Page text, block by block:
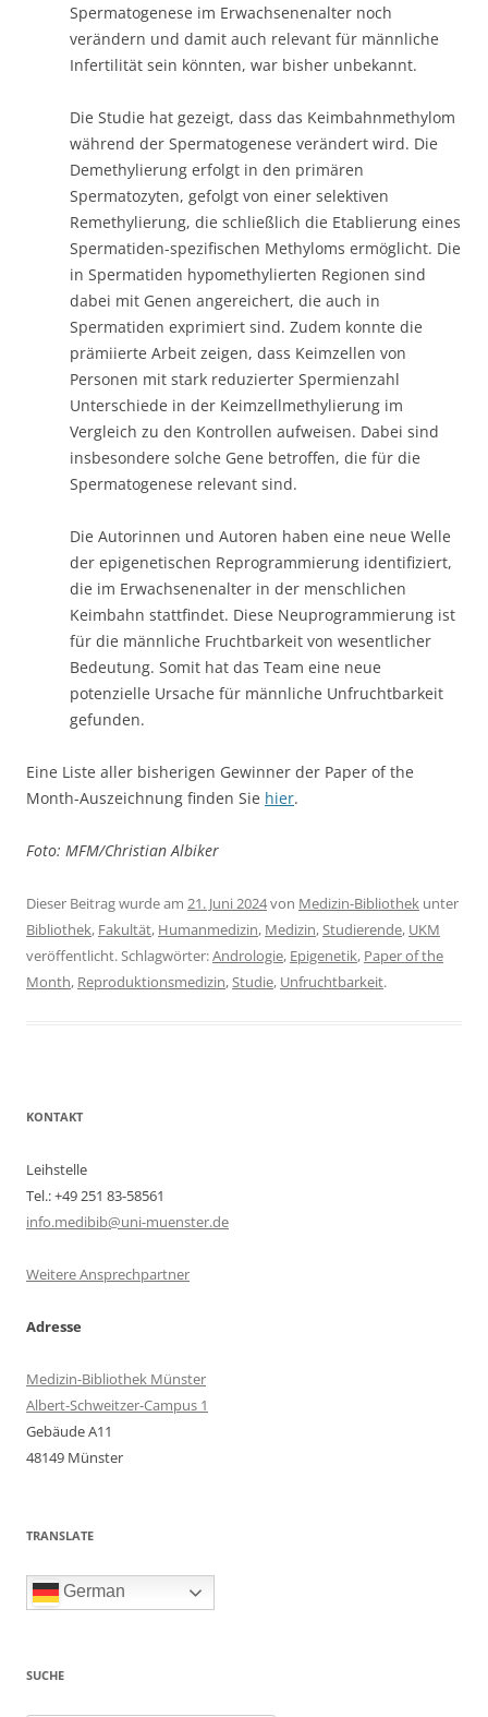
Spermatogenese im Erwachsenenalter noch
verändern und damit auch relevant für männliche
Infertilität sein könnten, war bisher unbekannt.
Die Studie hat gezeigt, dass das Keimbahnmethylom
während der Spermatogenese verändert wird. Die
Demethylierung erfolgt in den primären
Spermatozyten, gefolgt von einer selektiven
Remethylierung, die schließlich die Etablierung eines
Spermatiden-spezifischen Methyloms ermöglicht. Die
in Spermatiden hypomethylierten Regionen sind
dabei mit Genen angereichert, die auch in
Spermatiden exprimiert sind. Zudem konnte die
prämiierte Arbeit zeigen, dass Keimzellen von
Personen mit stark reduzierter Spermienzahl
Unterschiede in der Keimzellmethylierung im
Vergleich zu den Kontrollen aufweisen. Dabei sind
insbesondere solche Gene betroffen, die für die
Spermatogenese relevant sind.
Die Autorinnen und Autoren haben eine neue Welle
der epigenetischen Reprogrammierung identifiziert,
die im Erwachsenenalter in der menschlichen
Keimbahn stattfindet. Diese Neuprogrammierung ist
für die männliche Fruchtbarkeit von wesentlicher
Bedeutung. Somit hat das Team eine neue
potenzielle Ursache für männliche Unfruchtbarkeit
gefunden.
Eine Liste aller bisherigen Gewinner der Paper of the
Month-Auszeichnung finden Sie hier.
Foto: MFM/Christian Albiker
Dieser Beitrag wurde am 21. Juni 2024von Medizin-Bibliothek unter
Bibliothek, Fakultät, Humanmedizin, Medizin,Studierende, UKM
veröffentlicht. Schlagwörter:Andrologie, Epigenetik, Paper of the
Month, Reproduktionsmedizin,Studie, Unfruchtbarkeit.
KONTAKT
Leihstelle
Tel.: +49 251 83-58561
info.medibib@uni-muenster.de
Weitere Ansprechpartner
Adresse
Medizin-Bibliothek Münster
Albert-Schweitzer-Campus 1
Gebäude A11
48149 Münster
TRANSLATE
German
SUCHE